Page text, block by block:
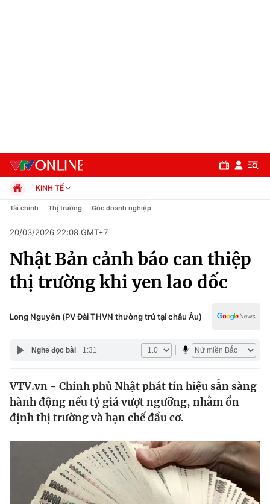
Chuyên mục
Chính trị
Pháp luật
Thế giới
Tin tức
Thế giới đó đây
Câu chuyện quốc tế
Tài chính
Thị trường
Dữ liệu và đời sống
KINH TẾ
Chính trị
Pháp luật
Kinh tế
Thể thao
Truyền hình
Y tế
Công nghệ
Tài chính Thị trường Góc doanh nghiệp
20/03/2026 22:08 GMT+7
Nhật Bản cảnh báo can thiệp
thị trường khi yen lao dốc
Long Nguyễn (PV Đài THVN thường trú tại châu Âu)
Nghe đọc bài 1:31
VTV.vn - Chính phủ Nhật phát tín hiệu sẵn sàng
hành động nếu tỷ giá vượt ngưỡng, nhằm ổn
định thị trường và hạn chế đầu cơ.